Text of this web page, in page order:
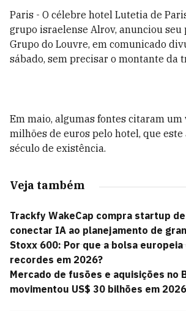
Paris - O célebre hotel Lutetia de
grupo israelense Alrov, anunciou
Grupo do Louvre, em comunicado
sábado, sem precisar o montante da
Em maio, algumas fontes citaram um
milhões de euros pelo hotel, que
século de existência.
Veja também
Trackfy WakeCap compra startup
conectar IA ao planejamento de
Stoxx 600: Por que a bolsa
recordes em 2026?
Mercado de fusões e aquisições no
movimentou US$ 30 bilhões em 2026